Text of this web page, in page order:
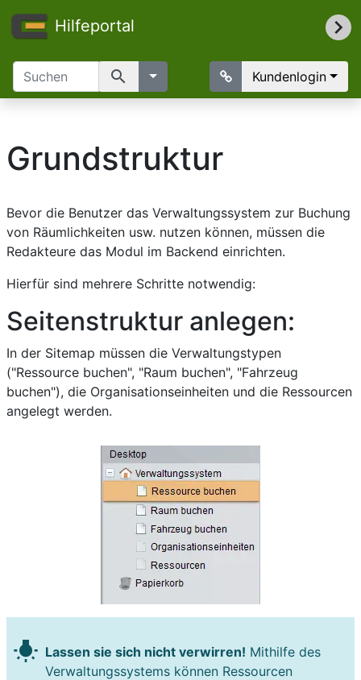
Hilfeportal
search Kundenlogin
Grundstruktur
Bevor die Benutzer das Verwaltungssystem zur Buchung
von Räumlichkeiten usw. nutzen können, müssen die
Redakteure das Modul im Backend einrichten.
Hierfür sind mehrere Schritte notwendig:
Seitenstruktur anlegen:
In der Sitemap müssen die Verwaltungstypen
("Ressource buchen", "Raum buchen", "Fahrzeug
buchen"), die Organisationseinheiten und die Ressourcen
angelegt werden.
wb_incandescent Lassen sie sich nicht verwirren! Mithilfe des
Verwaltungssystems können Ressourcen